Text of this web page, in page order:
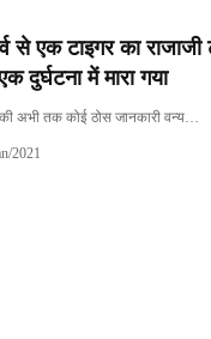
से एक टाइगर का
दुर्घटना में मारा गया
की अभी तक कोई ठोस जानकारी वन्य…
2021